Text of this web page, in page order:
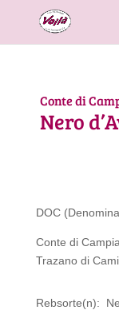
Conte di
Nero
DOC
Conte di
Trazano di
Rebsorte(n):